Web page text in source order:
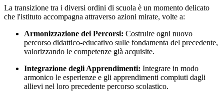
La transizione tra i diversi ordini di scuola è un momento delicato
che l'istituto accompagna attraverso azioni mirate, volte a:
Armonizzazione dei Percorsi: Costruire ogni nuovo
percorso didattico-educativo sulle fondamenta del precedente,
valorizzando le competenze già acquisite.
Integrazione degli Apprendimenti: Integrare in modo
armonico le esperienze e gli apprendimenti compiuti dagli
allievi nel loro precedente percorso scolastico.